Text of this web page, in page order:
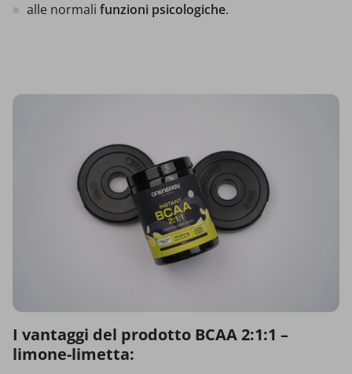
alle normali funzioni psicologiche.
I vantaggi del prodotto BCAA 2:1:1 –
limone-limetta: